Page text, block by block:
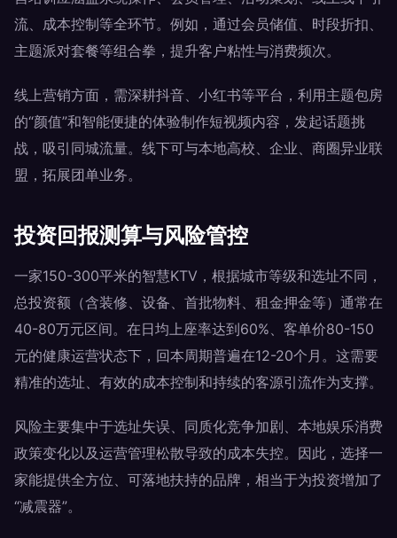
流、成本控制等全环节。例如，通过会员储值、时段折扣、
主题派对套餐等组合拳，提升客户粘性与消费频次。
线上营销方面，需深耕抖音、小红书等平台，利用主题包房
的“颜值”和智能便捷的体验制作短视频内容，发起话题挑
战，吸引同城流量。线下可与本地高校、企业、商圈异业联
盟，拓展团单业务。
投资回报测算与风险管控
一家150-300平米的智慧KTV，根据城市等级和选址不同，
总投资额（含装修、设备、首批物料、租金押金等）通常在
40-80万元区间。在日均上座率达到60%、客单价80-150
元的健康运营状态下，回本周期普遍在12-20个月。这需要
精准的选址、有效的成本控制和持续的客源引流作为支撑。
风险主要集中于选址失误、同质化竞争加剧、本地娱乐消费
政策变化以及运营管理松散导致的成本失控。因此，选择一
家能提供全方位、可落地扶持的品牌，相当于为投资增加了
“减震器”。